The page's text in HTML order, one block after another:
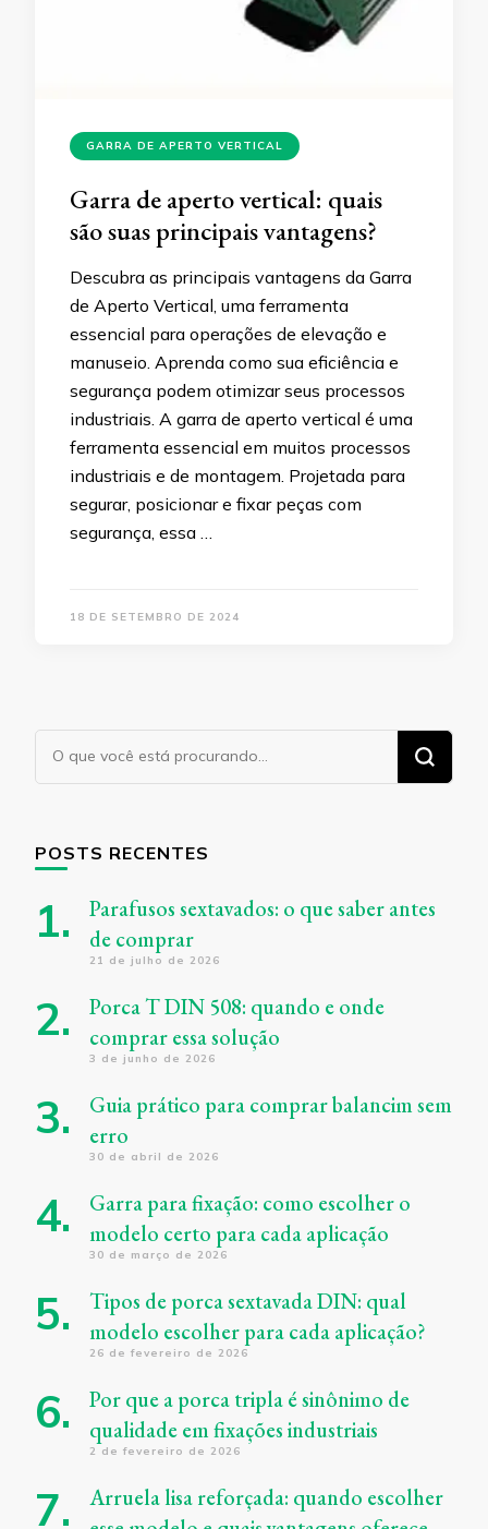
GARRA DE APERTO VERTICAL
Garra de aperto vertical: quais
são suas principais vantagens?
Descubra as principais vantagens da Garra
de Aperto Vertical, uma ferramenta
essencial para operações de elevação e
manuseio. Aprenda como sua eficiência e
segurança podem otimizar seus processos
industriais. A garra de aperto vertical é uma
ferramenta essencial em muitos processos
industriais e de montagem. Projetada para
segurar, posicionar e fixar peças com
segurança, essa …
18 DE SETEMBRO DE 2024
Procurando
POSTS RECENTES
Parafusos sextavados: o que saber antes
de comprar
21 de julho de 2026
Porca T DIN 508: quando e onde
comprar essa solução
3 de junho de 2026
Guia prático para comprar balancim sem
erro
30 de abril de 2026
Garra para fixação: como escolher o
modelo certo para cada aplicação
30 de março de 2026
Tipos de porca sextavada DIN: qual
modelo escolher para cada aplicação?
26 de fevereiro de 2026
Por que a porca tripla é sinônimo de
qualidade em fixações industriais
2 de fevereiro de 2026
Arruela lisa reforçada: quando escolher